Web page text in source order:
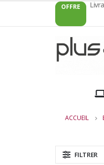
OFFRE
ACCUEIL
FILTRER